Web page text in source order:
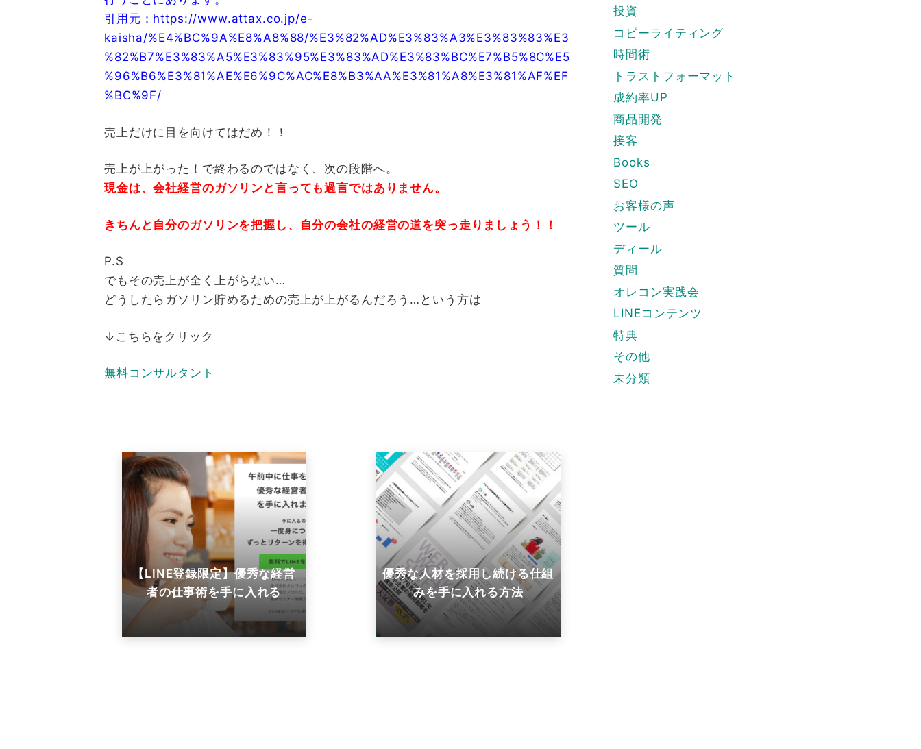
引用元： https://www.attax.co.jp/e-
kaisha/%E4%BC%9A%E8%A8%88/%E3%82%AD%E3%83%A3%E3%83%83%E3
%82%B7%E3%83%A5%E3%83%95%E3%83%AD%E3%83%BC%E7%B5%8C%E5
%96%B6%E3%81%AE%E6%9C%AC%E8%B3%AA%E3%81%A8%E3%81%AF%EF
%BC%9F/
売上だけに目を向けてはだめ！！
売上が上がった！で終わるのではなく、次の段階へ。
現金は、会社経営のガソリンと言っても過言ではありません。
きちんと自分のガソリンを把握し、自分の会社の経営の道を突っ走りましょう！！
P.S
でもその売上が全く上がらない…
どうしたらガソリン貯めるための売上が上がるんだろう…という方は
↓こちらをクリック
無料コンサルタント
【LINE登録限定】優秀な経営
者の仕事術を手に入れる
優秀な人材を採用し続ける仕組
みを手に入れる方法
投資
コピーライティング
時間術
トラストフォーマット
成約率UP
商品開発
接客
Books
SEO
お客様の声
ツール
ディール
質問
オレコン実践会
LINEコンテンツ
特典
その他
未分類